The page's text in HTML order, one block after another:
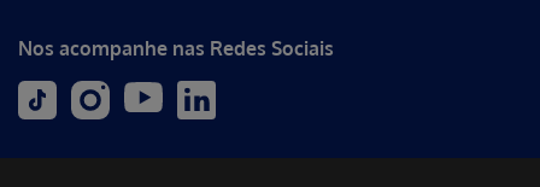
Nos acompanhe nas Redes Sociais